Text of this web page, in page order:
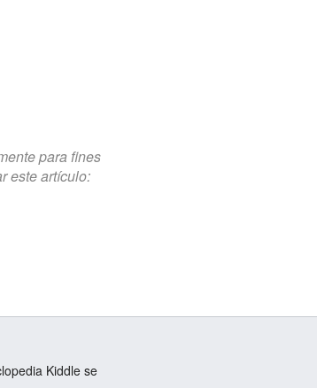
para fines
este artículo:
Kiddle se